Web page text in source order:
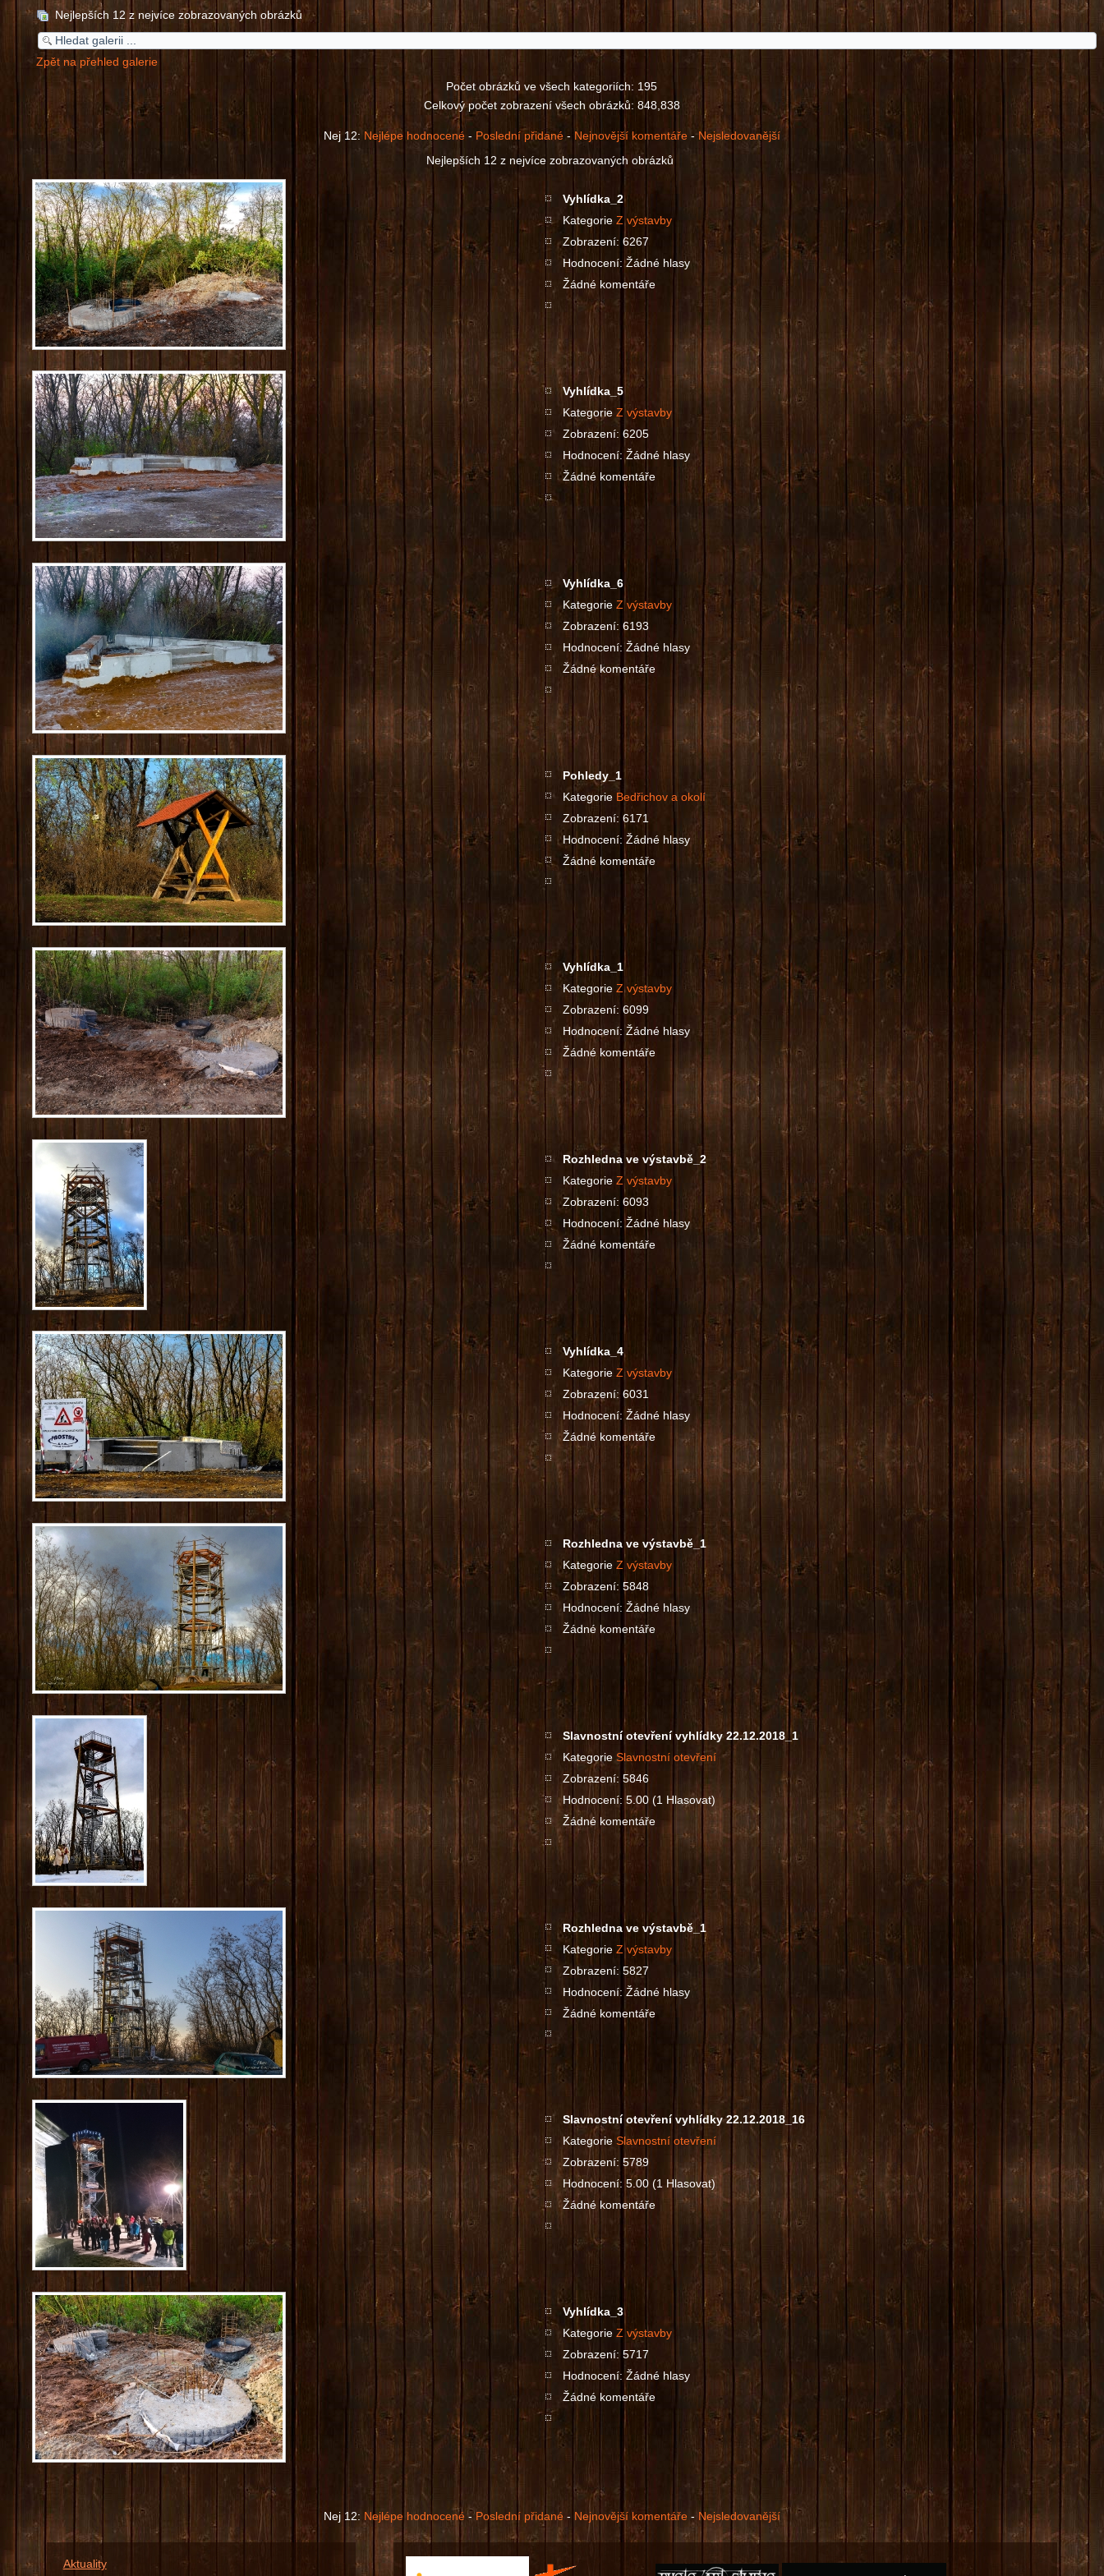
Nejlepších 12 z nejvíce zobrazovaných obrázků
Zpět na přehled galerie
Počet obrázků ve všech kategoriích: 195
Celkový počet zobrazení všech obrázků: 848,838
Nej 12: Nejlépe hodnocené- Poslední přidané- Nejnovější komentáře- Nejsledovanější
Nejlepších 12 z nejvíce zobrazovaných obrázků
Vyhlídka_2
Kategorie Z výstavby
Zobrazení: 6267
Hodnocení: Žádné hlasy
Žádné komentáře
Vyhlídka_5
Kategorie Z výstavby
Zobrazení: 6205
Hodnocení: Žádné hlasy
Žádné komentáře
Vyhlídka_6
Kategorie Z výstavby
Zobrazení: 6193
Hodnocení: Žádné hlasy
Žádné komentáře
Pohledy_1
Kategorie Bedřichov a okolí
Zobrazení: 6171
Hodnocení: Žádné hlasy
Žádné komentáře
Vyhlídka_1
Kategorie Z výstavby
Zobrazení: 6099
Hodnocení: Žádné hlasy
Žádné komentáře
Rozhledna ve výstavbě_2
Kategorie Z výstavby
Zobrazení: 6093
Hodnocení: Žádné hlasy
Žádné komentáře
Vyhlídka_4
Kategorie Z výstavby
Zobrazení: 6031
Hodnocení: Žádné hlasy
Žádné komentáře
Rozhledna ve výstavbě_1
Kategorie Z výstavby
Zobrazení: 5848
Hodnocení: Žádné hlasy
Žádné komentáře
Slavnostní otevření vyhlídky 22.12.2018_1
Kategorie Slavnostní otevření
Zobrazení: 5846
Hodnocení: 5.00 (1 Hlasovat)
Žádné komentáře
Rozhledna ve výstavbě_1
Kategorie Z výstavby
Zobrazení: 5827
Hodnocení: Žádné hlasy
Žádné komentáře
Slavnostní otevření vyhlídky 22.12.2018_16
Kategorie Slavnostní otevření
Zobrazení: 5789
Hodnocení: 5.00 (1 Hlasovat)
Žádné komentáře
Vyhlídka_3
Kategorie Z výstavby
Zobrazení: 5717
Hodnocení: Žádné hlasy
Žádné komentáře
Nej 12: Nejlépe hodnocené- Poslední přidané- Nejnovější komentáře- Nejsledovanější
Aktuality